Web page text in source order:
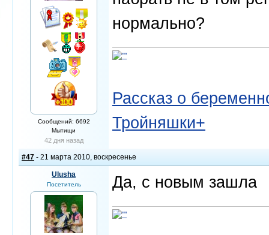
Сообщений: 6692
Мытищи
42 дня назад
нормально?
Рассказ о
Тройняшки+
#47 - 21 марта 2010, воскресенье
Ulusha
Посетитель Да, с новым зашла